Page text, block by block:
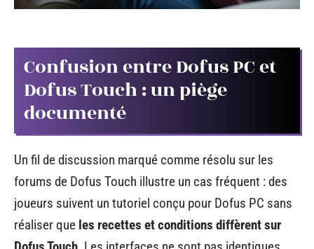
Confusion entre Dofus PC et
Dofus Touch : un piège
documenté
Un fil de discussion marqué comme résolu sur les
forums de Dofus Touch illustre un cas fréquent : des
joueurs suivent un tutoriel conçu pour Dofus PC sans
réaliser que les recettes et conditions diffèrent sur